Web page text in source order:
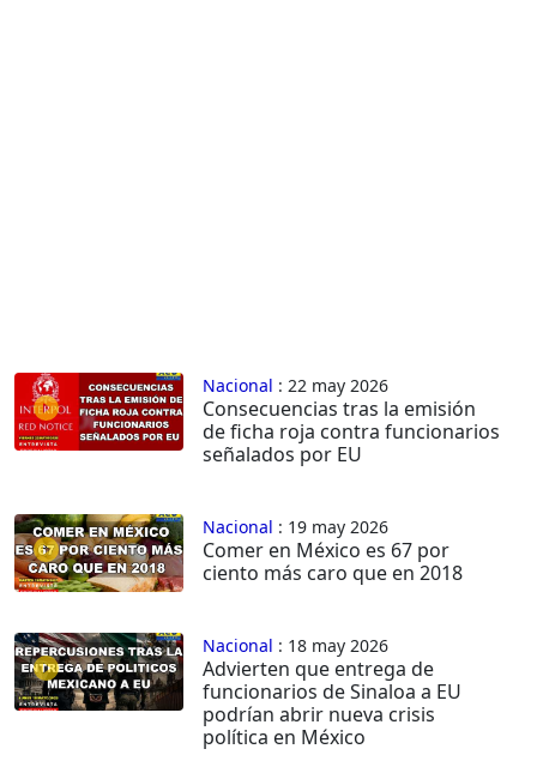
Nacional : 22 may 2026
Consecuencias tras la emisión
de ficha roja contra funcionarios
señalados por EU
Nacional : 19 may 2026
Comer en México es 67 por
ciento más caro que en 2018
Nacional : 18 may 2026
Advierten que entrega de
funcionarios de Sinaloa a EU
podrían abrir nueva crisis
política en México